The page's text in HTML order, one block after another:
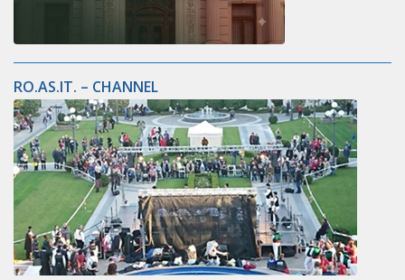
RO.AS.IT. – CHANNEL